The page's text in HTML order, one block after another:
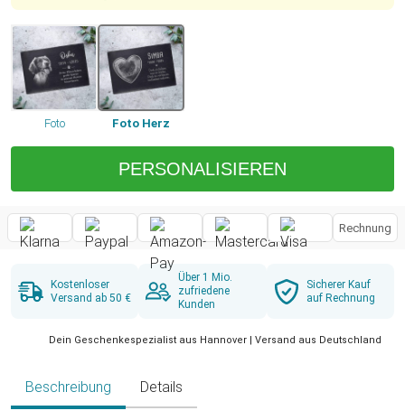
Foto Foto Herz
PERSONALISIEREN
Rechnung
Kostenloser
Versand ab 50 €
Über 1 Mio.
zufriedene
Kunden
Sicherer Kauf
auf Rechnung
Dein Geschenkespezialist aus Hannover | Versand aus Deutschland
Beschreibung Details